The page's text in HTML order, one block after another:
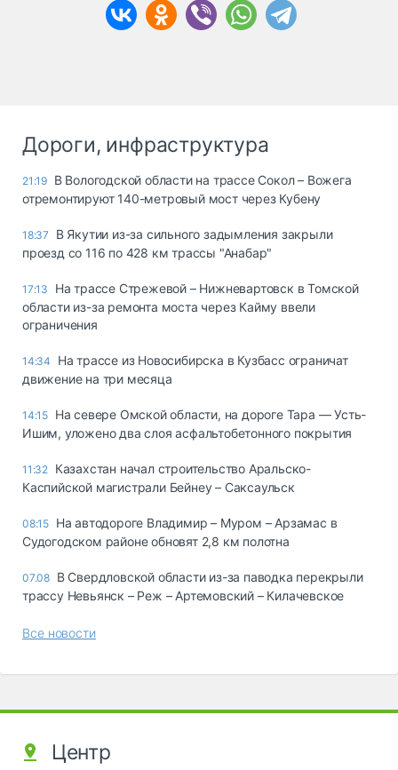
Дороги, инфраструктура
21:19 В Вологодской области на трассе Сокол – Вожега
отремонтируют 140-метровый мост через Кубену
18:37
В Якутии из-за сильного задымления закрыли
проезд со 116 по 428 км трассы "Анабар"
17:13
На трассе Стрежевой – Нижневартовск в Томской
области из-за ремонта моста через Кайму ввели
ограничения
14:34
На трассе из Новосибирска в Кузбасс ограничат
движение на три месяца
14:15 На севере Омской области, на дороге Тара — Усть-
Ишим, уложено два слоя асфальтобетонного покрытия
11:32 Казахстан начал строительство Аральско-
Каспийской магистрали Бейнеу – Саксаульск
08:15 На автодороге Владимир – Муром – Арзамас в
Судогодском районе обновят 2,8 км полотна
07.08 В Свердловской области из-за паводка перекрыли
трассу Невьянск – Реж – Артемовский – Килачевское
Все новости
Центр